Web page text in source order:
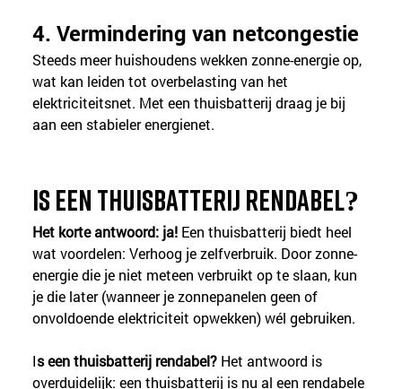
4. Vermindering van netcongestie
Steeds meer huishoudens wekken zonne-energie op,
wat kan leiden tot overbelasting van het
elektriciteitsnet. Met een thuisbatterij draag je bij
aan een stabieler energienet.
Is een thuisbatterij rendabel?
Het korte antwoord: ja! Een thuisbatterij biedt heel
wat voordelen: Verhoog je zelfverbruik. Door zonne-
energie die je niet meteen verbruikt op te slaan, kun
je die later (wanneer je zonnepanelen geen of
onvoldoende elektriciteit opwekken) wél gebruiken.
Is een thuisbatterij rendabel? Het antwoord is
overduidelijk: een thuisbatterij is nu al een rendabele